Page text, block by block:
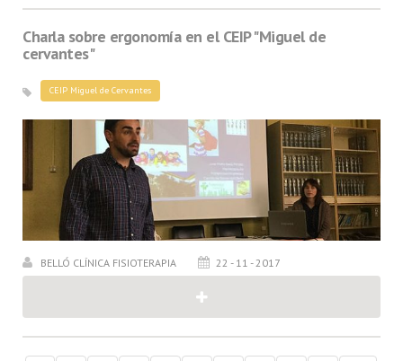
Charla sobre ergonomía en el CEIP "Miguel de
cervantes"
CEIP Miguel de Cervantes
BELLÓ CLÍNICA FISIOTERAPIA 22 - 11 - 2017